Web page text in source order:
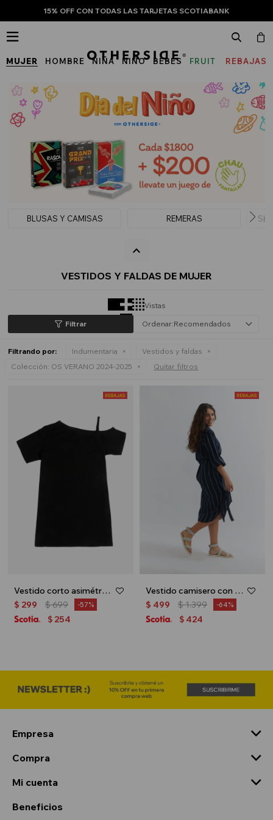
15% OFF CON TODAS LAS TARJETAS SCOTIABANK
MUJER HOMBRE NIÑA NIÑO BEBÉS
FRUIT
THE
LOOM
REBAJAS

BLUSAS Y CAMISAS REMERAS
VESTIDOS Y FALDAS DE MUJER
Vistas
Recomendados
Filtrando por: Indumentaria
Vestidos y faldas
Colección: OS VERANO 2024-2025 Quitar filtros
Vestido corto asimétrico - Negro
$ 299 $699 57
$ 254
Vestido camisero con lazo - Azul marino
$ 499 $1.399 64
$ 424
Empresa
Compra
Mi cuenta
Beneficios